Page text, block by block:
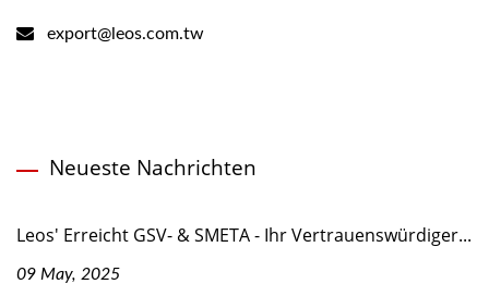
export@leos.com.tw
Neueste Nachrichten
Leos' Erreicht GSV- & SMETA - Ihr Vertrauenswürdiger...
09 May, 2025